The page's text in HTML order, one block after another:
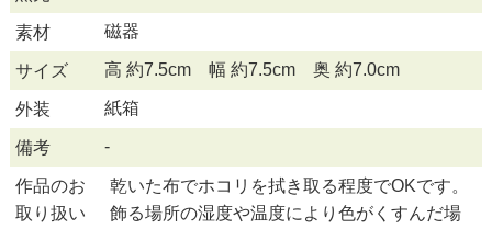
素材 磁器
サイズ 高 約7.5cm 幅 約7.5cm 奥 約7.0cm
外装 紙箱
備考 -
作品のお
取り扱い
乾いた布でホコリを拭き取る程度でOKです。
飾る場所の湿度や温度により色がくすんだ場